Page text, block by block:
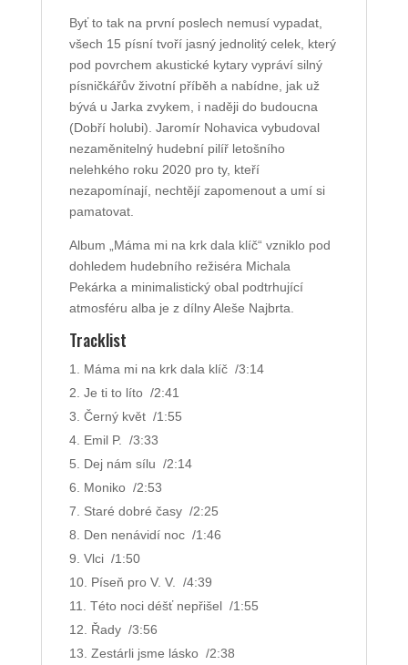
Byť to tak na první poslech nemusí vypadat,
všech 15 písní tvoří jasný jednolitý celek, který
pod povrchem akustické kytary vypráví silný
písničkářův životní příběh a nabídne, jak už
bývá u Jarka zvykem, i naději do budoucna
(Dobří holubi). Jaromír Nohavica vybudoval
nezaměnitelný hudební pilíř letošního
nelehkého roku 2020 pro ty, kteří
nezapomínají, nechtějí zapomenout a umí si
pamatovat.
Album „Máma mi na krk dala klíč“ vzniklo pod
dohledem hudebního režiséra Michala
Pekárka a minimalistický obal podtrhující
atmosféru alba je z dílny Aleše Najbrta.
Tracklist
Máma mi na krk dala klíč /3:14
Je ti to líto /2:41
Černý květ /1:55
Emil P. /3:33
Dej nám sílu /2:14
Moniko /2:53
Staré dobré časy /2:25
Den nenávidí noc /1:46
Vlci /1:50
Píseň pro V. V. /4:39
Této noci déšť nepřišel /1:55
Řady /3:56
Zestárli jsme lásko /2:38